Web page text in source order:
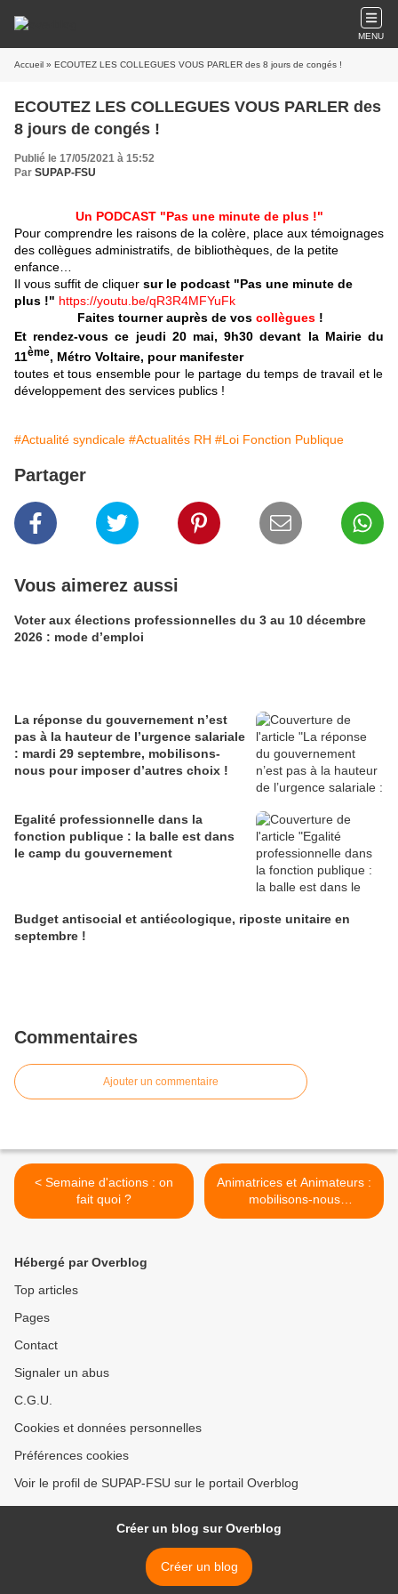
MENU
Accueil » ECOUTEZ LES COLLEGUES VOUS PARLER des 8 jours de congés !
ECOUTEZ LES COLLEGUES VOUS PARLER des
8 jours de congés !
Publié le 17/05/2021 à 15:52
Par SUPAP-FSU
Un PODCAST "Pas une minute de plus !"
Pour comprendre les raisons de la colère, place aux témoignages
des collègues administratifs, de bibliothèques, de la petite
enfance…
Il vous suffit de cliquer sur le podcast "Pas une minute de
plus !" https://youtu.be/qR3R4MFYuFk
Faites tourner auprès de vos collègues !
Et rendez-vous ce jeudi 20 mai, 9h30 devant la Mairie du
11ème, Métro Voltaire, pour manifester
toutes et tous ensemble pour le partage du temps de travail et le
développement des services publics !
#Actualité syndicale #Actualités RH #Loi Fonction Publique
Partager
Vous aimerez aussi
Voter aux élections professionnelles du 3 au 10 décembre
2026 : mode d’emploi
La réponse du gouvernement n’est
pas à la hauteur de l’urgence salariale
: mardi 29 septembre, mobilisons-
nous pour imposer d’autres choix !
Egalité professionnelle dans la
fonction publique : la balle est dans
le camp du gouvernement
Budget antisocial et antiécologique, riposte unitaire en
septembre !
Commentaires
Ajouter un commentaire
< Semaine d'actions : on
fait quoi ?
Animatrices et Animateurs :
mobilisons-nous
massivement ! >
Hébergé par Overblog
Top articles
Pages
Contact
Signaler un abus
C.G.U.
Cookies et données personnelles
Préférences cookies
Voir le profil de SUPAP-FSU sur le portail Overblog
Créer un blog sur Overblog
Créer un blog